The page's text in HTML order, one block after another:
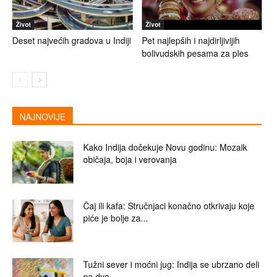
Život
Deset najvećih gradova u Indiji
Život
Pet najlepših i najdirljivijih
bolivudskih pesama za ples
NAJNOVIJE
Kako Indija dočekuje Novu godinu: Mozaik
običaja, boja i verovanja
Čaj ili kafa: Stručnjaci konačno otkrivaju koje
piće je bolje za...
Tužni sever i moćni jug: Indija se ubrzano deli